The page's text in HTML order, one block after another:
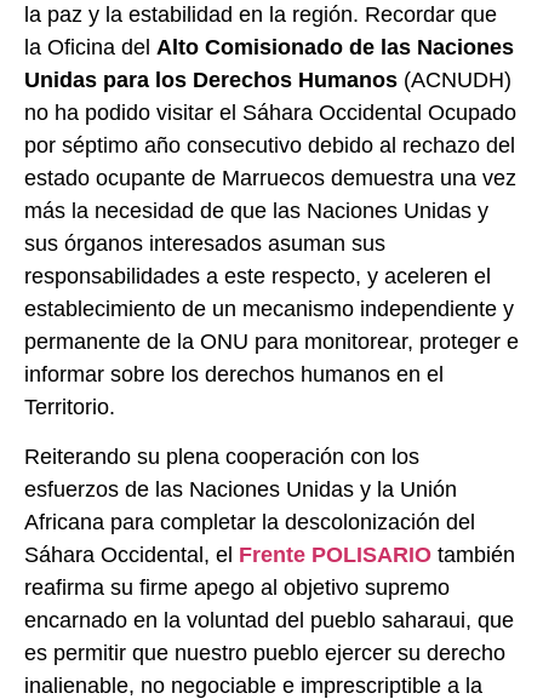
la paz y la estabilidad en la región. Recordar que
la Oficina del Alto Comisionado de las Naciones
Unidas para los Derechos Humanos (ACNUDH)
no ha podido visitar el Sáhara Occidental Ocupado
por séptimo año consecutivo debido al rechazo del
estado ocupante de Marruecos demuestra una vez
más la necesidad de que las Naciones Unidas y
sus órganos interesados ​​asuman sus
responsabilidades a este respecto, y aceleren el
establecimiento de un mecanismo independiente y
permanente de la ONU para monitorear, proteger e
informar sobre los derechos humanos en el
Territorio.
Reiterando su plena cooperación con los
esfuerzos de las Naciones Unidas y la Unión
Africana para completar la descolonización del
Sáhara Occidental, el Frente POLISARIO también
reafirma su firme apego al objetivo supremo
encarnado en la voluntad del pueblo saharaui, que
es permitir que nuestro pueblo ejercer su derecho
inalienable, no negociable e imprescriptible a la